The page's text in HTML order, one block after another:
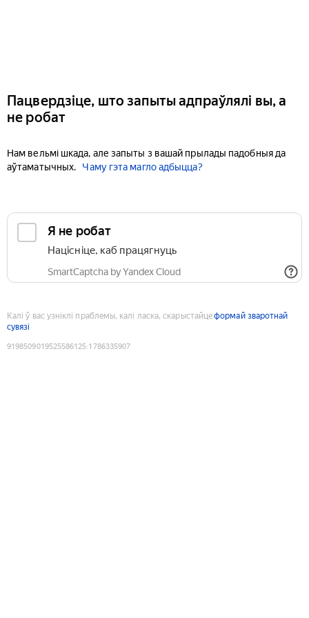
Пацвердзіце, што запыты адпраўлялі вы, а
не робат
Нам вельмі шкада, але запыты з вашай прылады падобныя да
аўтаматычных.
Чаму гэта магло адбыцца?
Я не робат
Націсніце, каб працягнуць
SmartCaptcha by Yandex Cloud
Калі ў вас узніклі праблемы, калі ласка, скарыстайцеформай зваротнай
сувязі
9198509019525586125:1786335907